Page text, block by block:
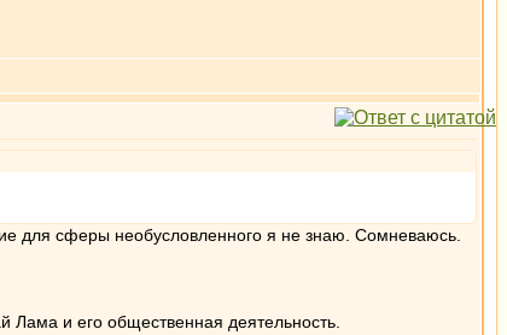
для сферы необусловленного я не знаю. Сомневаюсь.
Лама и его общественная деятельность.